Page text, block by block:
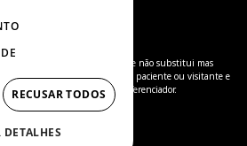
disponibilizada no site não substitui mas
o profissional de saúde e o seu paciente ou visitante e
o seu profissional de saúde referenciador.
RECUSAR TODOS
DETALHES